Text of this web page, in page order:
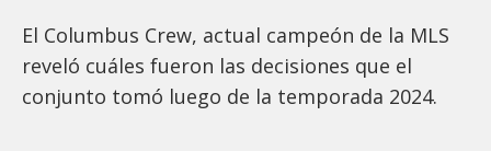
El Columbus Crew, actual campeón de la MLS
reveló cuáles fueron las decisiones que el
conjunto tomó luego de la temporada 2024.